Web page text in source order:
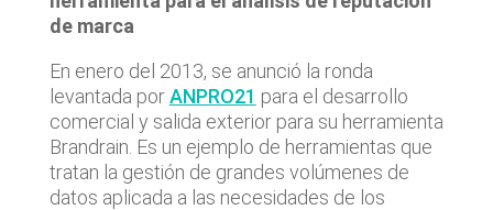
de marca
En enero del 2013, se anunció la ronda
levantada porANPRO21 para el desarrollo
comercial y salida exterior para su herramienta
Brandrain. Es un ejemplo de herramientas que
tratan la gestión de grandes volúmenes de
datos aplicada a las necesidades de los